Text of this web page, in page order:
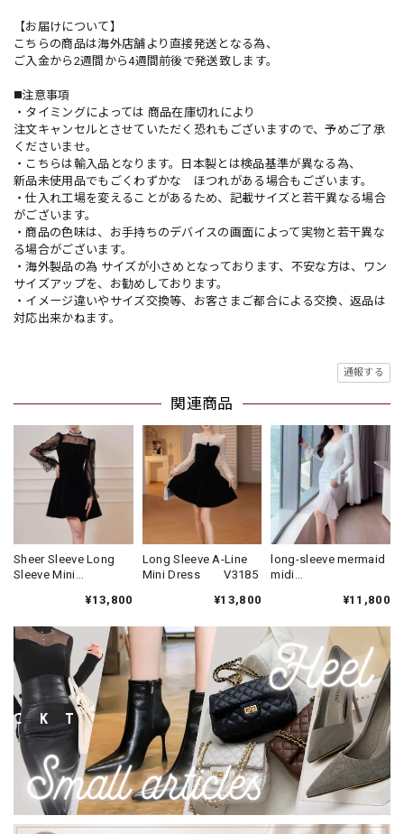
【お届けについて】
こちらの商品は海外店舗より直接発送となる為、
ご入金から2週間から4週間前後で発送致します。
◼️注意事項
・タイミングによっては 商品在庫切れにより
注文キャンセルとさせていただく恐れもございますので、予めご了承
くださいませ。
・こちらは輸入品となります。日本製とは検品基準が異なる為、
新品未使用品でもごくわずかな ほつれがある場合もございます。
・仕入れ工場を変えることがあるため、記載サイズと若干異なる場合
がございます。
・商品の色味は、お手持ちのデバイスの画面によって実物と若干異な
る場合がございます。
・海外製品の為 サイズが小さめとなっております、不安な方は、ワン
サイズアップを、お勧めしております。
・イメージ違いやサイズ交換等、お客さまご都合による交換、返品は
対応出来かねます。
通報する
関連商品
Sheer Sleeve Long
Sleeve Mini
¥13,800
Long Sleeve A-Line
Mini Dress V3185
¥13,800
long-sleeve mermaid
midi
¥11,800